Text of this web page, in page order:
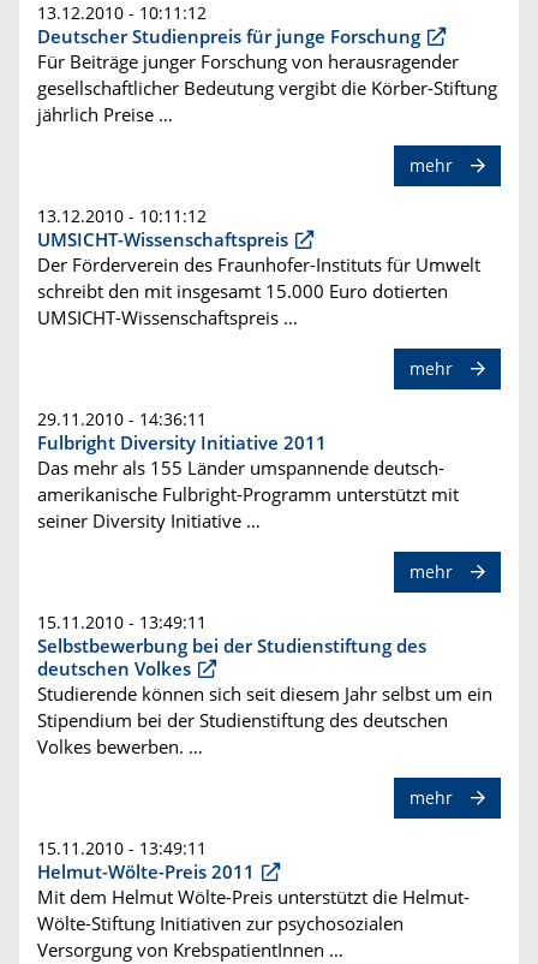
13.12.2010 - 10:11:12
Deutscher Studienpreis für junge Forschung
Für Beiträge junger Forschung von herausragender
gesellschaftlicher Bedeutung vergibt die Körber-Stiftung
jährlich Preise …
mehr
13.12.2010 - 10:11:12
UMSICHT-Wissenschaftspreis
Der Förderverein des Fraunhofer-Instituts für Umwelt
schreibt den mit insgesamt 15.000 Euro dotierten
UMSICHT-Wissenschaftspreis …
mehr
29.11.2010 - 14:36:11
Fulbright Diversity Initiative 2011
Das mehr als 155 Länder umspannende deutsch-
amerikanische Fulbright-Programm unterstützt mit
seiner Diversity Initiative …
mehr
15.11.2010 - 13:49:11
Selbstbewerbung bei der Studienstiftung des
deutschen Volkes
Studierende können sich seit diesem Jahr selbst um ein
Stipendium bei der Studienstiftung des deutschen
Volkes bewerben. …
mehr
15.11.2010 - 13:49:11
Helmut-Wölte-Preis 2011
Mit dem Helmut Wölte-Preis unterstützt die Helmut-
Wölte-Stiftung Initiativen zur psychosozialen
Versorgung von KrebspatientInnen …